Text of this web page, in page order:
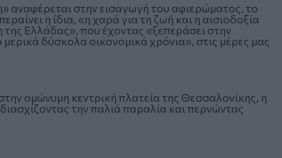
αναφέρεται στην εισαγωγή του αφιερώματος, το
η ίδια, «η χαρά για τη ζωή και η αισιοδοξία
Ελλάδας», που έχοντας «ξεπεράσει στην
δύσκολα οικονομικά χρόνια», στις μέρες μας
ομώνυμη κεντρική πλατεία της Θεσσαλονίκης, η
την παλιά παραλία και περνώντας